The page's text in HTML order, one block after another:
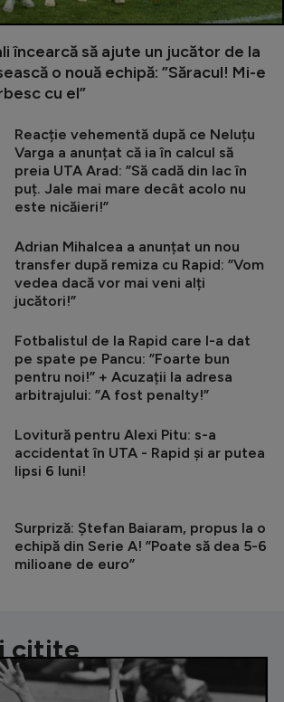
încearcă să ajute un jucător de la
o nouă echipă: ”Săracul! Mi-e
cu el”
Reacție vehementă după ce Neluțu
Varga a anunțat că ia în calcul să
preia UTA Arad: ”Să cadă din lac în
puț. Jale mai mare decât acolo nu
este nicăieri!”
Adrian Mihalcea a anunțat un nou
transfer după remiza cu Rapid: ”Vom
vedea dacă vor mai veni alți
jucători!”
Fotbalistul de la Rapid care l-a dat
pe spate pe Pancu: ”Foarte bun
pentru noi!” + Acuzații la adresa
arbitrajului: ”A fost penalty!”
Lovitură pentru Alexi Pitu: s-a
accidentat în UTA - Rapid și ar putea
lipsi 6 luni!
Surpriză: Ștefan Baiaram, propus la o
echipă din Serie A! ”Poate să dea 5-6
milioane de euro”
citite